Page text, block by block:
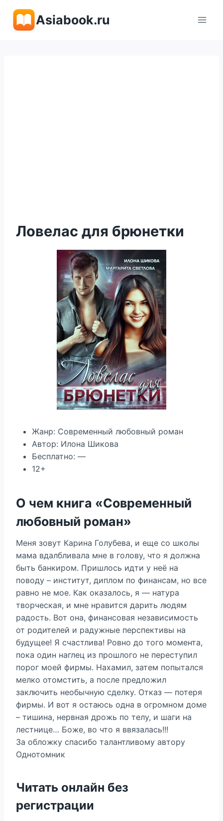
содержимому
Asiabook.ru
Ловелас для брюнетки
Жанр: Современный любовный роман
Автор: Илона Шикова
Бесплатно: —
12+
О чем книга «Современный
любовный роман»
Меня зовут Карина Голубева, и еще со школы
мама вдалбливала мне в голову, что я должна
быть банкиром. Пришлось идти у неё на
поводу – институт, диплом по финансам, но все
равно не мое. Как оказалось, я — натура
творческая, и мне нравится дарить людям
радость. Вот она, финансовая независимость
от родителей и радужные перспективы на
будущее! Я счастлива! Ровно до того момента,
пока один наглец из прошлого не переступил
порог моей фирмы. Нахамил, затем попытался
мелко отомстить, а после предложил
заключить необычную сделку. Отказ — потеря
фирмы. И вот я остаюсь одна в огромном доме
– тишина, нервная дрожь по телу, и шаги на
лестнице… Боже, во что я ввязалась!!!
За обложку спасибо талантливому автору
Однотомник
Читать онлайн без
регистрации